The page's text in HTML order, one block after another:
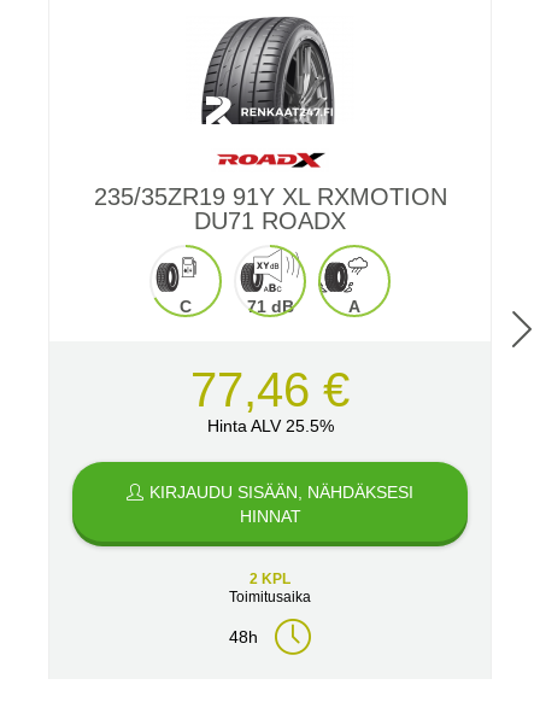
235/35ZR19 91Y XL RXMOTION
DU71 ROADX
C 71 dB A
77,46 €
Hinta ALV 25.5%
KIRJAUDU SISÄÄN, NÄHDÄKSESI
HINNAT
2 KPL
Toimitusaika
48h